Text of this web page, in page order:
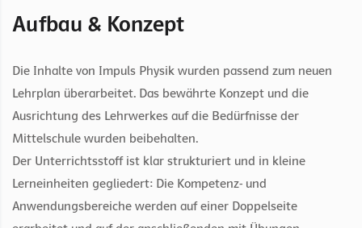
Aufbau & Konzept
Die Inhalte von Impuls Physik wurden passend zum neuen
Lehrplan überarbeitet. Das bewährte Konzept und die
Ausrichtung des Lehrwerkes auf die Bedürfnisse der
Mittelschule wurden beibehalten.
Der Unterrichtsstoff ist klar strukturiert und in kleine
Lerneinheiten gegliedert: Die Kompetenz- und
Anwendungsbereiche werden auf einer Doppelseite